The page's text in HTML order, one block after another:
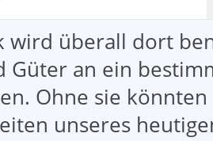
wird überall dort
Güter an ein
Ohne sie
unseres